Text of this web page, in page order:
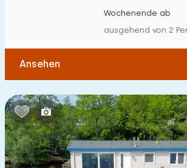
Wochenende ab
ausgehend von 2
Ansehen